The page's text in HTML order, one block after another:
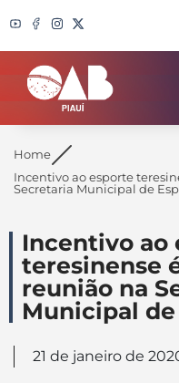
Search
Home
Incentivo ao esporte
Secretaria Municipal de
Incentivo ao
teresinense
reunião na
Municipal
21 de janeiro de